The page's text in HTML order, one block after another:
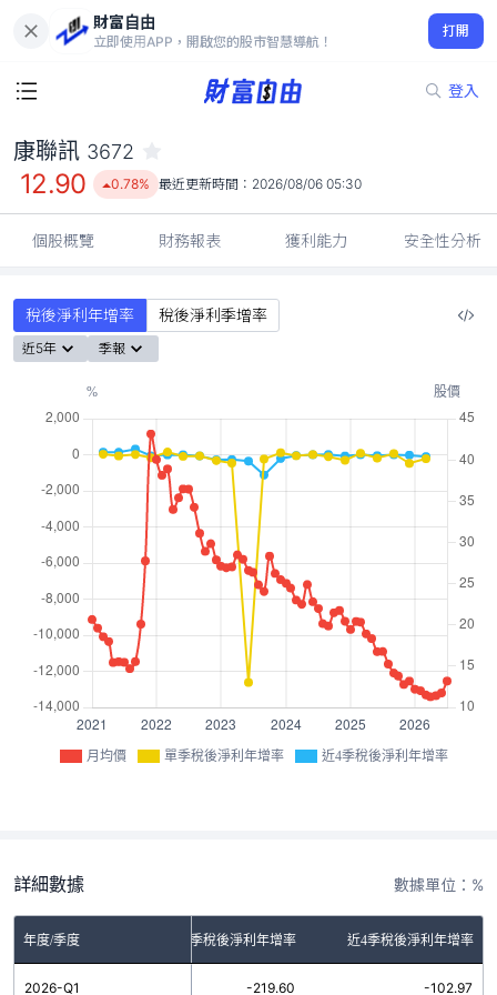
財富自由
立即使用APP，開啟您的股市智慧導航！
打開
登入
12.90
0.78%
康聯訊 3672
12.90 0.78% 最近更新時間： 2026/08/06 05:30
個股概覽 財務報表 獲利能力 安全性分析
稅後淨利年增率 稅後淨利季增率
近5年 季報
月均價 單季稅後淨利年增率 近4季稅後淨利年增率
詳細數據 數據單位：%
年度/季度 單季稅後淨利年增率 近4季稅後淨利年增率
2026-Q1 -219.60 -102.97